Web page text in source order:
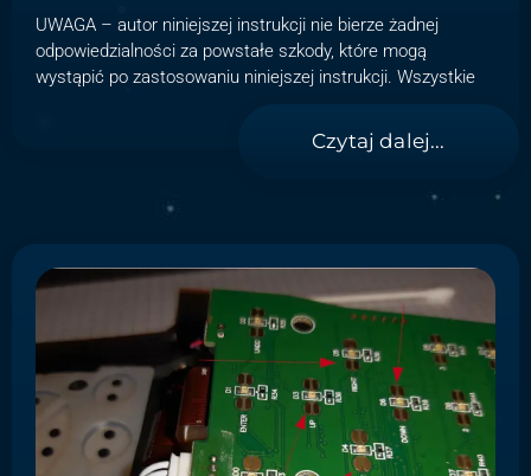
UWAGA – autor niniejszej instrukcji nie bierze żadnej
odpowiedzialności za powstałe szkody, które mogą
wystąpić po zastosowaniu niniejszej instrukcji. Wszystkie
Czytaj dalej...